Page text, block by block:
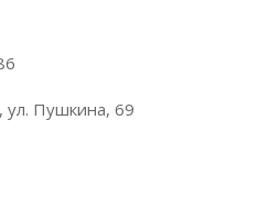
ул. Пушкина, 69